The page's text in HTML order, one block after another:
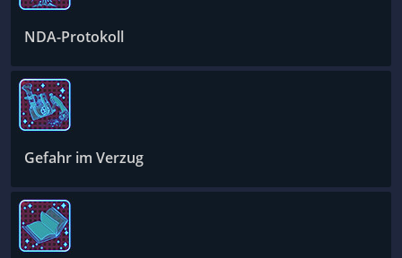
NDA-Protokoll
Gefahr im Verzug